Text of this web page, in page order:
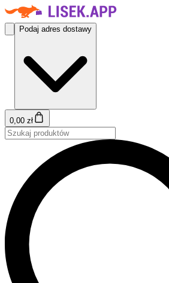
Podaj adres dostawy
0,00 zł